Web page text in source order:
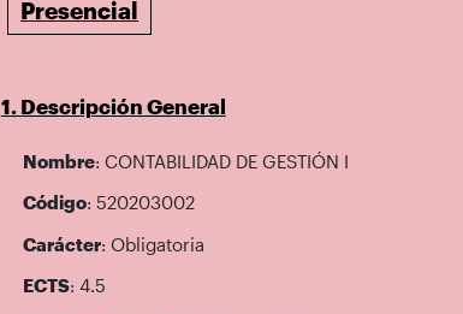
Presencial
1. Descripción General
Nombre: CONTABILIDAD DE GESTIÓN I
Código: 520203002
Carácter: Obligatoria
ECTS: 4.5